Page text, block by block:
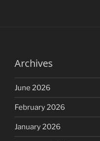
Archives
June 2026
February 2026
January 2026